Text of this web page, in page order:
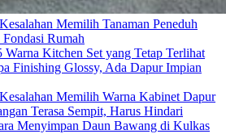
Memilih Tanaman Peneduh
Rumah
Warna Kitchen Set yang Tetap Terlihat
Finishing Glossy, Ada Dapur Impian
Memilih Warna Kabinet Dapur
Terasa Sempit, Harus Hindari
Menyimpan Daun Bawang di Kulkas